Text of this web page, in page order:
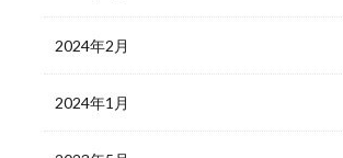
2024年2月
2024年1月